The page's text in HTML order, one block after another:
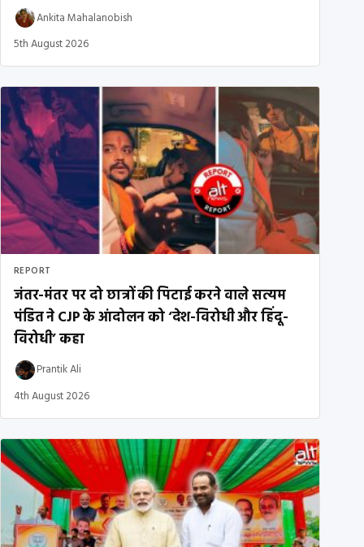
Ankita Mahalanobish
5th August 2026
REPORT
जंतर-मंतर पर दो छात्रों की पिटाई करने वाले सत्यम
पंडित ने CJP के आंदोलन को ‘देश-विरोधी और हिंदू-
विरोधी’ कहा
Prantik Ali
4th August 2026